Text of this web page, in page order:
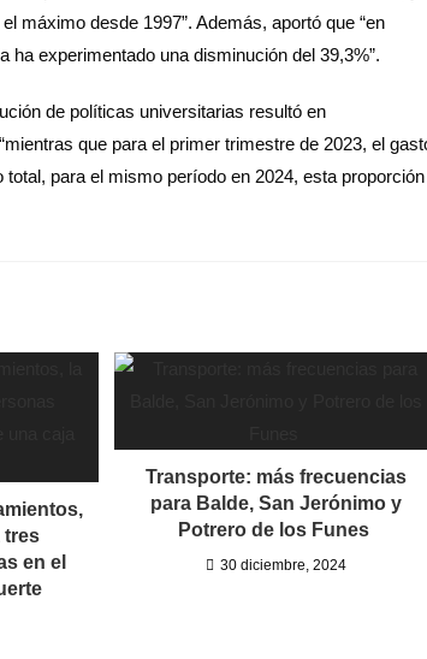
máximo desde 1997”. Además, aportó que “en
experimentado una disminución del 39,3%”.
de políticas universitarias resultó en
que para el primer trimestre de 2023, el
para el mismo período en 2024, esta proporción
tres
en el
Transporte: más frecuencias
para Balde, San Jerónimo y
Potrero de los Funes
30 diciembre, 2024